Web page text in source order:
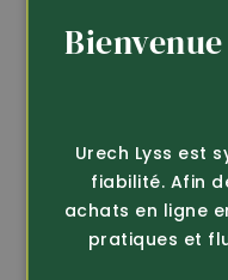
Urech Lyss est
fiabilité. Afin
achats en ligne
pratiques et